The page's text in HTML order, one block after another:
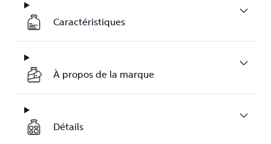
Caractéristiques
À propos de la marque
Détails